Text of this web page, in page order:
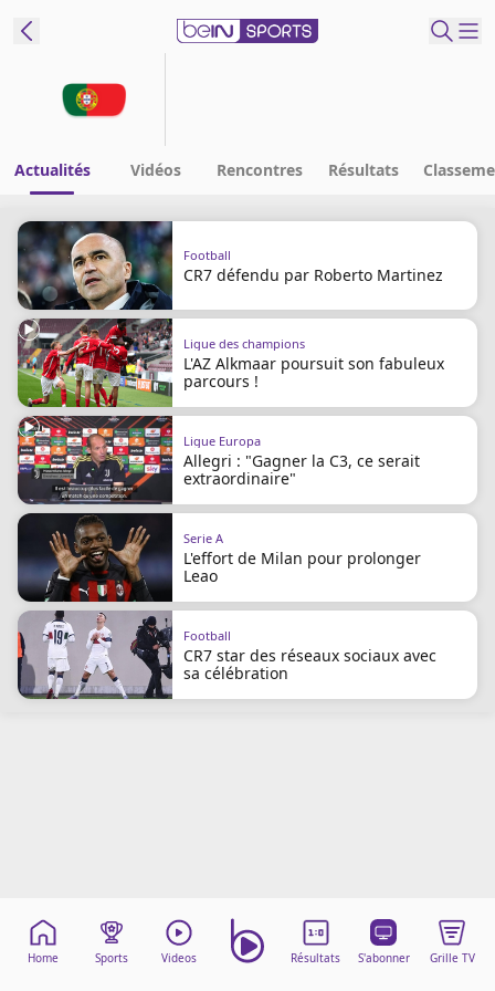
CONNECT
Edition
France
Replays
Podcasts
En Direct
Gérer les
notifications
Contactez nous
Grille TV
beINSPIRED
CGU
Mentions légales
Cookies
Protection des données
Paramétrer mon consentement
Actualités Vidéos Rencontres Résultats
Football
CR7 défendu par Roberto Martinez
Ligue des champions
L'AZ Alkmaar poursuit son fabuleux
parcours !
Ligue Europa
Allegri : "Gagner la C3, ce serait
extraordinaire"
Serie A
L'effort de Milan pour prolonger
Leao
Football
CR7 star des réseaux sociaux avec
sa célébration
Home Sports Videos Résultats S'abonner Grille TV